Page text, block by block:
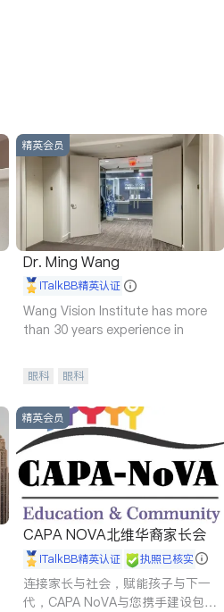
精英会员
Dr. Ming Wang
iTalkBB精英认证
Wang Vision Institute has more
than 30 years experience in
眼科 眼科
精英会员
CAPA NOVA北维华裔家长会
iTalkBB精英认证 执照已核实
连接家长与社会，赋能孩子与下一
代，CAPA NoVA与您携手建设包